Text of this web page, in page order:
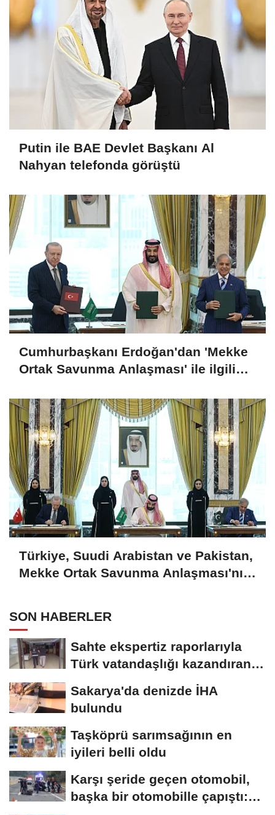
Putin ile BAE Devlet Başkanı Al
Nahyan telefonda görüştü
Cumhurbaşkanı Erdoğan'dan 'Mekke
Ortak Savunma Anlaşması' ile ilgili
Türkiye, Suudi Arabistan ve Pakistan,
Mekke Ortak Savunma Anlaşması'nı
SON HABERLER
Sahte ekspertiz raporlarıyla
Türk vatandaşlığı kazandıran
Sakarya'da denizde İHA
bulundu
Taşköprü sarımsağının en
iyileri belli oldu
Karşı şeride geçen otomobil,
başka bir otomobille çapıştı: